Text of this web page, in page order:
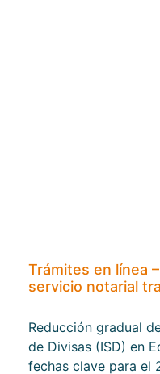
Trámites en línea
servicio notarial
Reducción gradual
de Divisas (ISD) en
fechas clave para el